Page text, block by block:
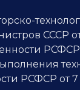
СССР
РСФСР от 7